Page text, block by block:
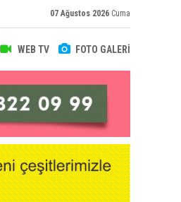
07 Ağustos 2026 Cuma
WEB TV FOTO GALERİ